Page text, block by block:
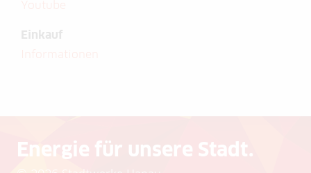
Einkauf
Energie für unsere Stadt.